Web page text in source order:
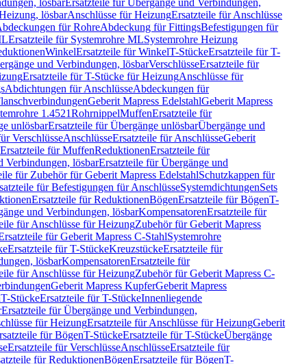
lösbarErsatzteile für Übergänge und Verbindungen,
lösbarAnschlüsse für HeizungErsatzteile für Anschlüsse
für RohreAbdeckung für FittingsBefestigungen für
Ersatzteile für Systemrohre MLSystemrohre Heizung
WinkelErsatzteile für WinkelT-StückeErsatzteile für T-
und Verbindungen, lösbarVerschlüsseErsatzteile für
Ersatzteile für T-Stücke für HeizungAnschlüsse für
Abdichtungen für AnschlüsseAbdeckungen für
Geberit Mapress EdelstahlGeberit Mapress
1.4521RohrnippelMuffenErsatzteile für
unlösbarErsatzteile für Übergänge unlösbarÜbergänge und
VerschlüsseAnschlüsseErsatzteile für AnschlüsseGeberit
Ersatzteile für MuffenReduktionenErsatzteile für
Verbindungen, lösbarErsatzteile für Übergänge und
für Zubehör für Geberit Mapress EdelstahlSchutzkappen für
für Befestigungen für AnschlüsseSystemdichtungenSets
Ersatzteile für ReduktionenBögenErsatzteile für BögenT-
und Verbindungen, lösbarKompensatorenErsatzteile für
für Anschlüsse für HeizungZubehör für Geberit Mapress
für Geberit Mapress C-StahlSystemrohre
Ersatzteile für T-StückeKreuzstückeErsatzteile für
lösbarKompensatorenErsatzteile für
für Anschlüsse für HeizungZubehör für Geberit Mapress C-
Geberit Mapress KupferGeberit Mapress
T-StückeErsatzteile für T-StückeInnenliegende
Ersatzteile für Übergänge und Verbindungen,
für HeizungErsatzteile für Anschlüsse für HeizungGeberit
für BögenT-StückeErsatzteile für T-StückeÜbergänge
Ersatzteile für VerschlüsseAnschlüsseErsatzteile für
für ReduktionenBögenErsatzteile für BögenT-